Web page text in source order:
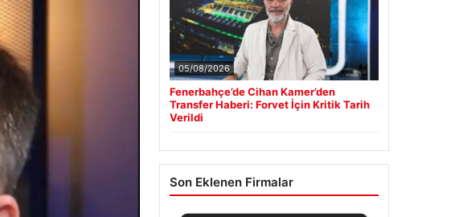
05/08/2026
Fenerbahçe’de Cihan Kamer’den
Transfer Haberi: Forvet İçin Kritik Tarih
Verildi
Son Eklenen Firmalar